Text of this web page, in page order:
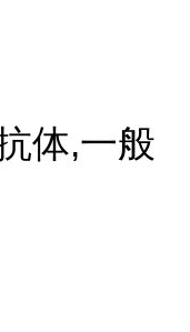
体,一般